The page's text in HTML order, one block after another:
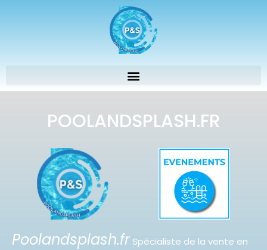
POOLANDSPLASH.FR
Poolandsplash.fr Spécialiste de la vente en